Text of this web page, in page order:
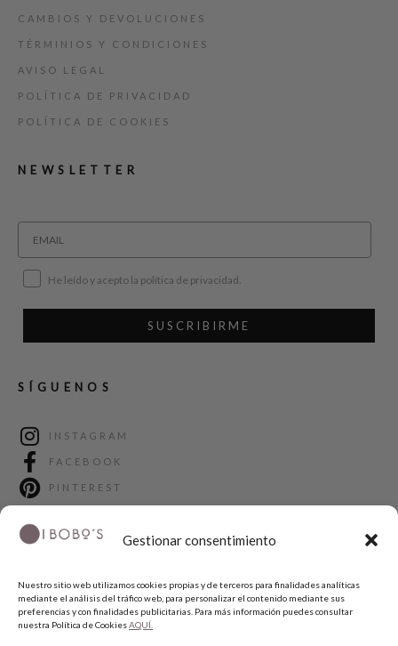
Gestionar consentimiento
Nuestro sitio web utilizamos cookies propias y de terceros para finalidades analíticas
mediante el análisis del tráfico web, para personalizar el contenido mediante sus
preferencias y con finalidades publicitarias. Para más información puedes consultar
nuestra Política de CookiesAQUÍ.
CAMBIOS Y DEVOLUCIONES
TÉRMINIOS Y CONDICIONES
AVISO LEGAL
POLÍTICA DE PRIVACIDAD
POLÍTICA DE COOKIES
NEWSLETTER
He leído y acepto la política de privacidad.
SUSCRIBIRME
SÍGUENOS
INSTAGRAM
FACEBOOK
PINTEREST